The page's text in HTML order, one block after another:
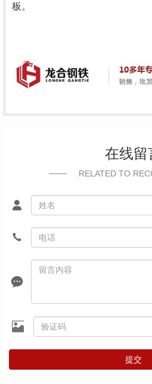
板。
在线留
RELATED TO
提交